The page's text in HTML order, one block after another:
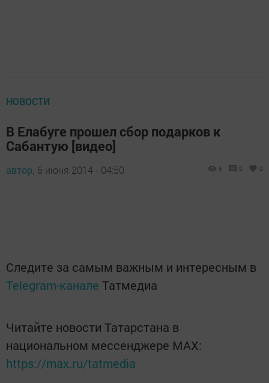
НОВОСТИ
В Елабуге прошел сбор подарков к
Сабантую [видео]
автор, 6 июня 2014 - 04:50 6 0 0
Следите за самым важным и интересным в
Telegram-канале Татмедиа
Читайте новости Татарстана в
национальном мессенджере MАХ:
https://max.ru/tatmedia